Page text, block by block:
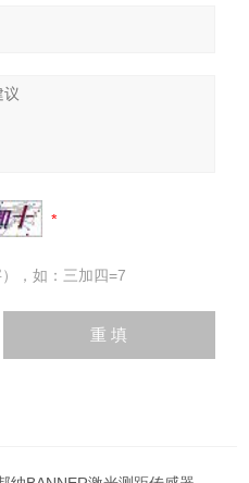
，如：三加四=7